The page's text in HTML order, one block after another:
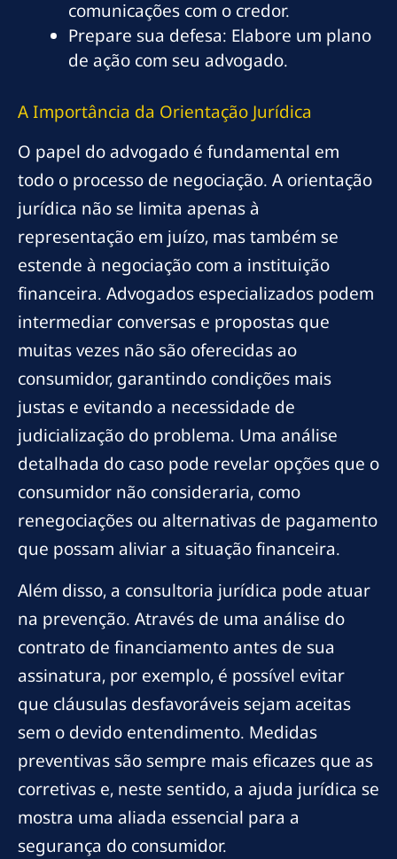
comunicações com o credor.
Prepare sua defesa: Elabore um plano
de ação com seu advogado.
A Importância da Orientação Jurídica
O papel do advogado é fundamental em
todo o processo de negociação. A orientação
jurídica não se limita apenas à
representação em juízo, mas também se
estende à negociação com a instituição
financeira. Advogados especializados podem
intermediar conversas e propostas que
muitas vezes não são oferecidas ao
consumidor, garantindo condições mais
justas e evitando a necessidade de
judicialização do problema. Uma análise
detalhada do caso pode revelar opções que o
consumidor não consideraria, como
renegociações ou alternativas de pagamento
que possam aliviar a situação financeira.
Além disso, a consultoria jurídica pode atuar
na prevenção. Através de uma análise do
contrato de financiamento antes de sua
assinatura, por exemplo, é possível evitar
que cláusulas desfavoráveis sejam aceitas
sem o devido entendimento. Medidas
preventivas são sempre mais eficazes que as
corretivas e, neste sentido, a ajuda jurídica se
mostra uma aliada essencial para a
segurança do consumidor.